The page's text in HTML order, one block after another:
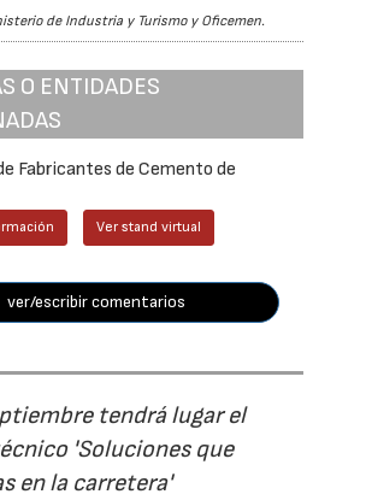
de Industria y Turismo y Oficemen.
O ENTIDADES
Fabricantes de Cemento de
Ver stand virtual
ver/escribir comentarios
tendrá lugar el
'Soluciones que
en la carretera'